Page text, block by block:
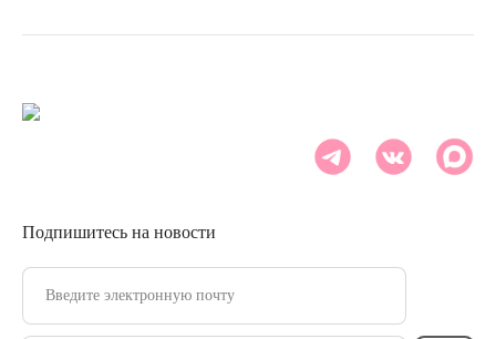
Подпишитесь на новости
Введите электронную почту